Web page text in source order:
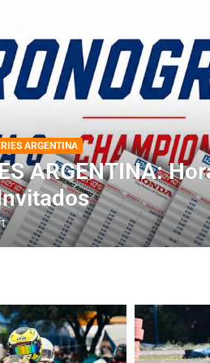
CENTRAL RMC BUENOS AIRES
AIRES: Cerró
Baradero